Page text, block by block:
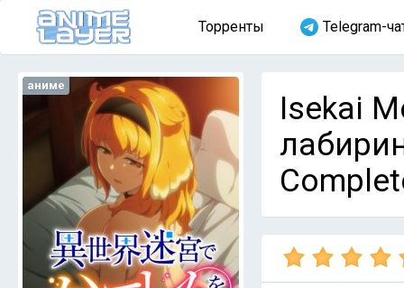
Торренты Telegram-
аниме
Isekai